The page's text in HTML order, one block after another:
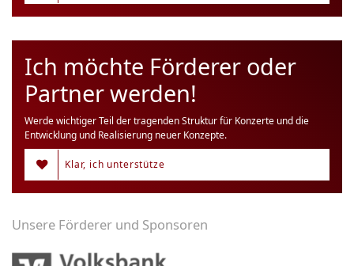
Ich möchte Förderer oder
Partner werden!
Werde wichtiger Teil der tragenden Struktur für Konzerte und die
Entwicklung und Realisierung neuer Konzepte.
Klar, ich unterstütze
Unsere Förderer und Sponsoren